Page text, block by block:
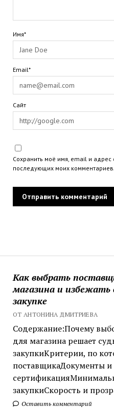
Как выбрать
магазина и избежать
закупке
ОТ АНТОНИНА ДМИТРИЕВА
Содержание:Почему
для магазина решает
закупкиКритерии, по
поставщикаДокументы и
закупкиСкорость и
Оставить комментарий
Имя*
Email*
Сайт
Сохранить моё имя, email и адрес
последующих моих комментариев.